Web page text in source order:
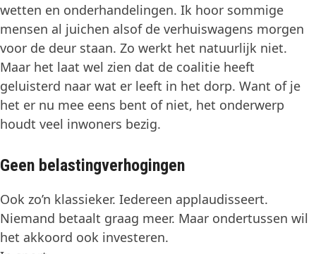
wetten en onderhandelingen. Ik hoor sommige
mensen al juichen alsof de verhuiswagens morgen
voor de deur staan. Zo werkt het natuurlijk niet.
Maar het laat wel zien dat de coalitie heeft
geluisterd naar wat er leeft in het dorp. Want of je
het er nu mee eens bent of niet, het onderwerp
houdt veel inwoners bezig.
Geen belastingverhogingen
Ook zo’n klassieker. Iedereen applaudisseert.
Niemand betaalt graag meer. Maar ondertussen wil
het akkoord ook investeren.